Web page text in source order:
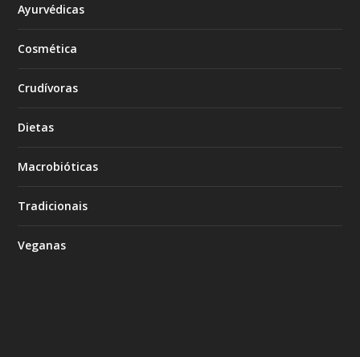
Ayurvédicas
Cosmética
Crudívoras
Dietas
Macrobióticas
Tradicionais
Veganas